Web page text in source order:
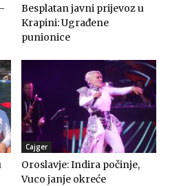
Besplatan javni prijevoz u
Krapini: Ugrađene
punionice
Cajger
Oroslavje: Indira počinje,
Vuco janje okreće